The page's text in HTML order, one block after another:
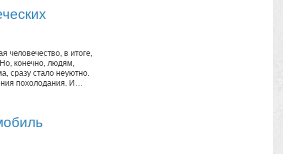
человечество, в итоге,
конечно, людям,
сразу стало неуютно.
похолодания. И …